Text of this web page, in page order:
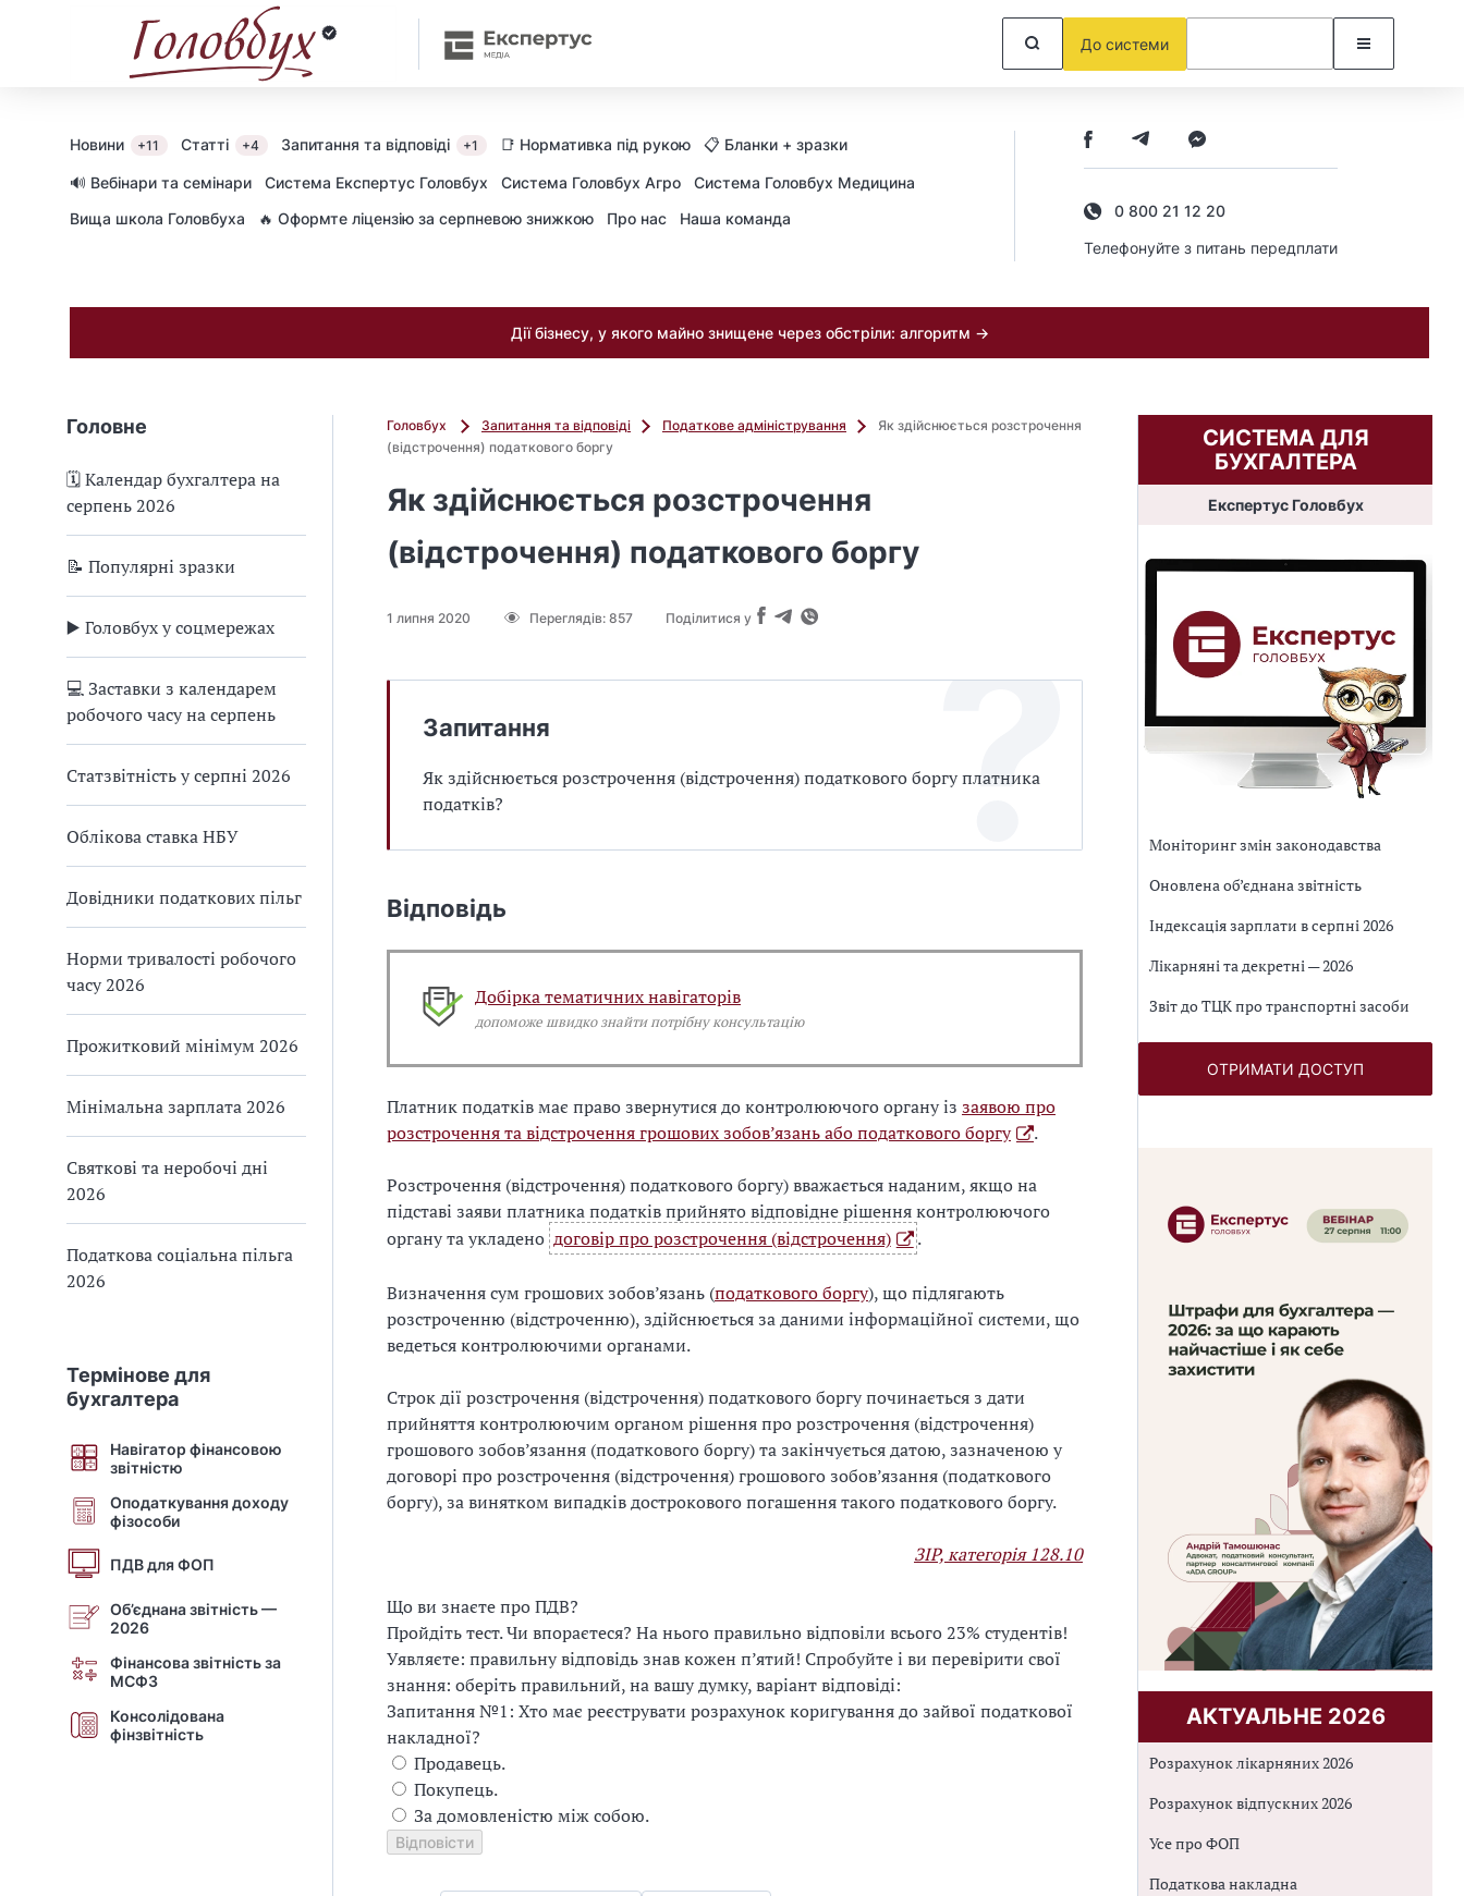
До системи
Новини +11 Статті +4 Запитання та відповіді +1 📑 Нормативка під рукою 📋 Бланки + зразки
🔊 Вебінари та семінари Cистема Експертус Головбух Система Головбух Агро
Система Головбух Медицина
Вища школа Головбуха
🔥 Оформте ліцензію за серпневою знижкою Про нас Наша команда
0 800 21 12 20
Телефонуйте з питань передплати
Дії бізнесу, у якого майно знищене через обстріли: алгоритм →
Головне
🗓️ Календар бухгалтера на
серпень 2026
📝 Популярні зразки
▶️ Головбух у соцмережах
💻 Заставки з календарем
робочого часу на серпень
Статзвітність у серпні 2026
Облікова ставка НБУ
Довідники податкових пільг
Норми тривалості робочого
часу 2026
Прожитковий мінімум 2026
Мінімальна зарплата 2026
Святкові та неробочі дні
2026
Податкова соціальна пільга
2026
Термінове для
бухгалтера
Навігатор фінансовою
звітністю
Оподаткування доходу
фізособи
ПДВ для ФОП
Об’єднана звітність —
2026
Фінансова звітність за
МСФЗ
Консолідована
фінзвітність
Головбух Запитання та відповіді Податкове адміністрування
Як здійснюється розстрочення
(відстрочення) податкового боргу
Як здійснюється розстрочення
(відстрочення) податкового боргу
1 липня 2020 Переглядів: 857 Поділитися у
Запитання
Як здійснюється розстрочення (відстрочення) податкового боргу платника
податків?
Відповідь
Добірка тематичних навігаторів
допоможе швидко знайти потрібну консультацію
Платник податків має право звернутися до контролюючого органу із заявою про
розстрочення та відстрочення грошових зобов’язань або податкового боргу
.
Розстрочення (відстрочення) податкового боргу) вважається наданим, якщо на
підставі заяви платника податків прийнято відповідне рішення контролюючого
органу та укладено договір про розстрочення (відстрочення) .
Визначення сум грошових зобов’язань (податкового боргу), що підлягають
розстроченню (відстроченню), здійснюється за даними інформаційної системи, що
ведеться контролюючими органами.
Строк дії розстрочення (відстрочення) податкового боргу починається з дати
прийняття контролюючим органом рішення про розстрочення (відстрочення)
грошового зобов’язання (податкового боргу) та закінчується датою, зазначеною у
договорі про розстрочення (відстрочення) грошового зобов’язання (податкового
боргу), за винятком випадків дострокового погашення такого податкового боргу.
ЗІР, категорія 128.10
Що ви знаєте про ПДВ?
Пройдіть тест. Чи впораєтеся? На нього правильно відповіли всього 23% студентів!
Уявляєте: правильну відповідь знав кожен п’ятий! Спробуйте і ви перевірити свої
знання: оберіть правильний, на вашу думку, варіант відповіді:
Запитання №1: Хто має реєструвати розрахунок коригування до зайвої податкової
накладної?
Продавець.
Покупець.
За домовленістю між собою.
СИСТЕМА ДЛЯ
БУХГАЛТЕРА
Експертус Головбух
Моніторинг змін законодавства
Оновлена об’єднана звітність
Індексація зарплати в серпні 2026
Лікарняні та декретні — 2026
Звіт до ТЦК про транспортні засоби
ОТРИМАТИ ДОСТУП
АКТУАЛЬНЕ 2026
Розрахунок лікарняних 2026
Розрахунок відпускних 2026
Усе про ФОП
Податкова накладна